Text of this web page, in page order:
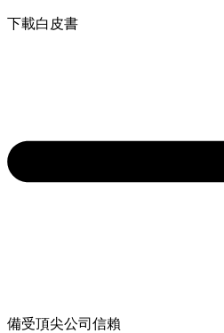
下載白皮書
備受頂尖公司信賴